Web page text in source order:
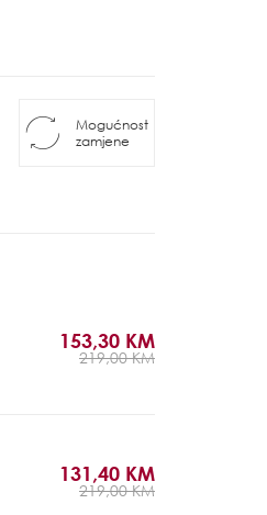
Mogućnost
zamjene
153,30 KM
219,00 KM
131,40 KM
219,00 KM